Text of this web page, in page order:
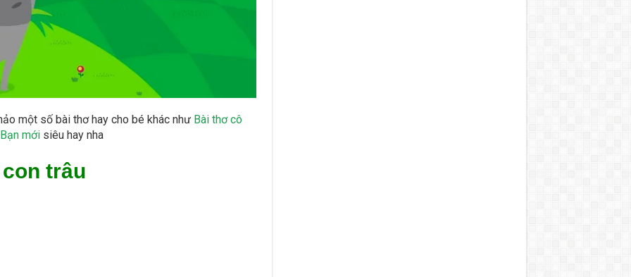
một số bài thơ hay cho bé khác như Bài thơ cô
mớisiêu hay nha
trâu